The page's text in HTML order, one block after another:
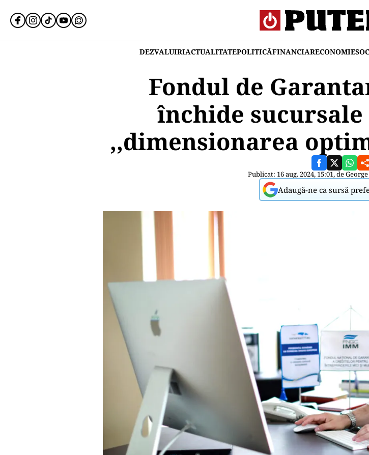
DEZVALUIRIACTUALITATEPOLITICĂFINANCIARECONOMIE
Fondul de
închide
,,dimensionarea
Publicat: 16 aug. 2024, 15:01, de
Adaugă-ne ca sursă